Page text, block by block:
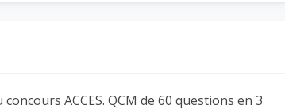
ACCES. QCM de 60 questions en 3